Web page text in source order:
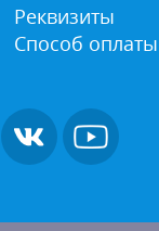
Реквизиты
Способ оплаты